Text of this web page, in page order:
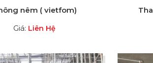
nêm ( vietfom)
Giá: Liên Hệ